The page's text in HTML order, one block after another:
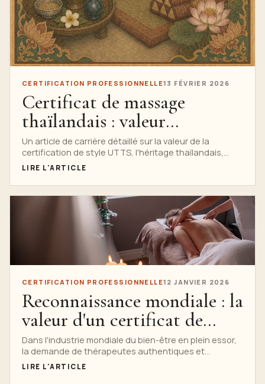
CERTIFICATION PROFESSIONNELLE13 FÉVRIER 2026
Certificat de massage
thaïlandais : valeur
professionnelle
Un article de carrière détaillé sur la valeur de la
certification de style UTTS, l'héritage thaïlandais,
l'anatomie pratique, la confiance des employeurs,
LIRE L'ARTICLE
CERTIFICATION PROFESSIONNELLE12 JANVIER 2026
Reconnaissance mondiale : la
valeur d'un certificat de
l'école Nuad Thai
Dans l'industrie mondiale du bien-être en plein essor,
la demande de thérapeutes authentiques et
hautement qualifiés est plus grande que...
LIRE L'ARTICLE